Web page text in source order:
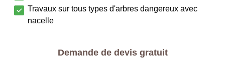
Travaux sur tous types d'arbres dangereux avec
nacelle
Demande de devis gratuit